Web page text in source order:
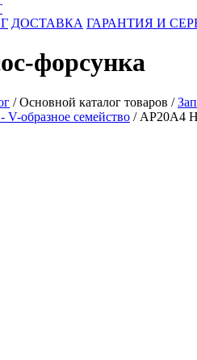
ДОСТАВКА ГАРАНТИЯ И
форсунка
/Основной каталог товаров /
образное семейство / AP20A4